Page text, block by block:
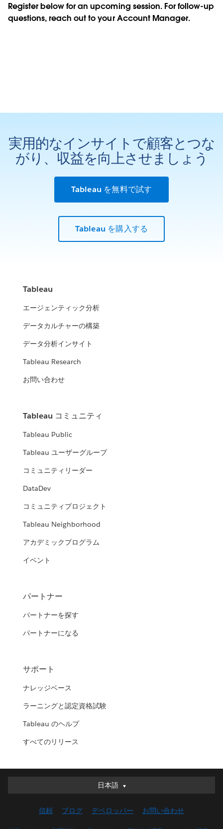
Register below for an upcoming session. For follow-up
questions, reach out to your Account Manager.
実用的なインサイトで顧客とつな
がり、収益を向上させましょう
Tableau を無料で試す
Tableau を購入する
Tableau
エージェンティック分析
データカルチャーの構築
データ分析インサイト
Tableau Research
お問い合わせ
Tableau コミュニティ
Tableau Public
Tableau ユーザーグループ
コミュニティリーダー
DataDev
コミュニティプロジェクト
Tableau Neighborhood
アカデミックプログラム
イベント
パートナー
パートナーを探す
パートナーになる
サポート
ナレッジベース
ラーニングと認定資格試験
Tableau のヘルプ
すべてのリリース
日本語
日本語
English (UK)
信頼 ブログ デベロッパー お問い合わせ